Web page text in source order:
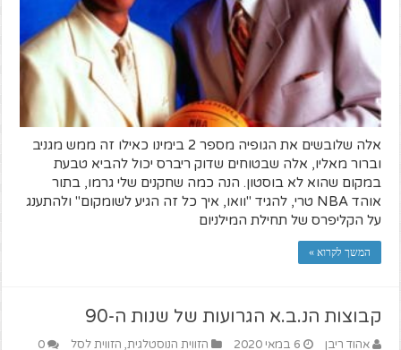
אלה שלובשים את הגופיה מספר 2 בימינו כאילו זה ממש מגניב
וברור מאליו, אלה שבטוחים שדוק ריברס יכול להביא טבעת
במקום שהוא לא בוסטון. הנה כמה שחקנים שלי גרמו, בתור
אוהד NBA טרי, להגיד "וואו, איך כל זה הגיע לשומקום" ולהתענג
על הקליפרס של תחילת המילניום
המשך לקרוא »
קבוצות הנ.ב.א הגרועות של שנות ה-90
אהוד ריבן 6 במאי 2020 הזווית הנוסטלגית, הזווית לסל 0